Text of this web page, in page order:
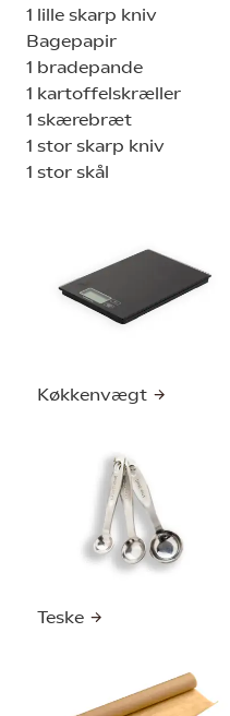
1 lille skarp kniv
Bagepapir
1 bradepande
1 kartoffelskræller
1 skærebræt
1 stor skarp kniv
1 stor skål
Køkkenvægt
Teske